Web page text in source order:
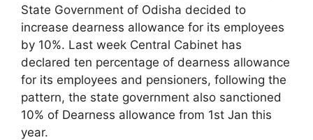
State Government of Odisha decided to
increase dearness allowance for its employees
by 10%. Last week Central Cabinet has
declared ten percentage of dearness allowance
for its employees and pensioners, following the
pattern, the state government also sanctioned
10% of Dearness allowance from 1st Jan this
year.